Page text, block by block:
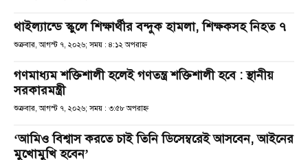
থাইল্যান্ডে স্কুলে শিক্ষার্থীর বন্দুক হামলা, শিক্ষকসহ নিহত ৭
শুক্রবার, আগস্ট ৭, ২০২৬; সময় : ৪:১২ অপরাহ্ণ
গণমাধ্যম শক্তিশালী হলেই গণতন্ত্র শক্তিশালী হবে : স্থানীয়
সরকারমন্ত্রী
শুক্রবার, আগস্ট ৭, ২০২৬; সময় : ৩:৫৮ অপরাহ্ণ
‘আমিও বিশ্বাস করতে চাই তিনি ডিসেম্বরেই আসবেন, আইনের
মুখোমুখি হবেন’